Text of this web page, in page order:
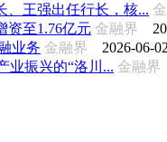
、王强出任行长，核...
资至1.76亿元 金融界
业务 金融界 2026-06-
振兴的“洛川... 金融界